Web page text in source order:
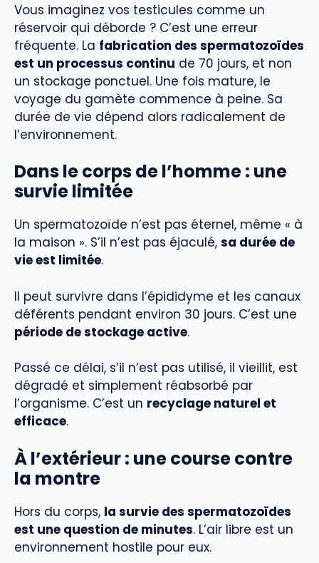
Vous imaginez vos testicules comme un
réservoir qui déborde ? C’est une erreur
fréquente. La fabrication des spermatozoïdes
est un processus continu de 70 jours, et non
un stockage ponctuel. Une fois mature, le
voyage du gamète commence à peine. Sa
durée de vie dépend alors radicalement de
l’environnement.
Dans le corps de l’homme : une
survie limitée
Un spermatozoïde n’est pas éternel, même « à
la maison ». S’il n’est pas éjaculé, sa durée de
vie est limitée.
Il peut survivre dans l’épididyme et les canaux
déférents pendant environ 30 jours. C’est une
période de stockage active.
Passé ce délai, s’il n’est pas utilisé, il vieillit, est
dégradé et simplement réabsorbé par
l’organisme. C’est un recyclage naturel et
efficace.
À l’extérieur : une course contre
la montre
Hors du corps, la survie des spermatozoïdes
est une question de minutes. L’air libre est un
environnement hostile pour eux.